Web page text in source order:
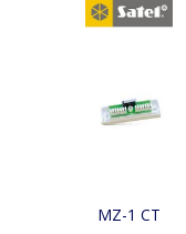
MZ-1 CT